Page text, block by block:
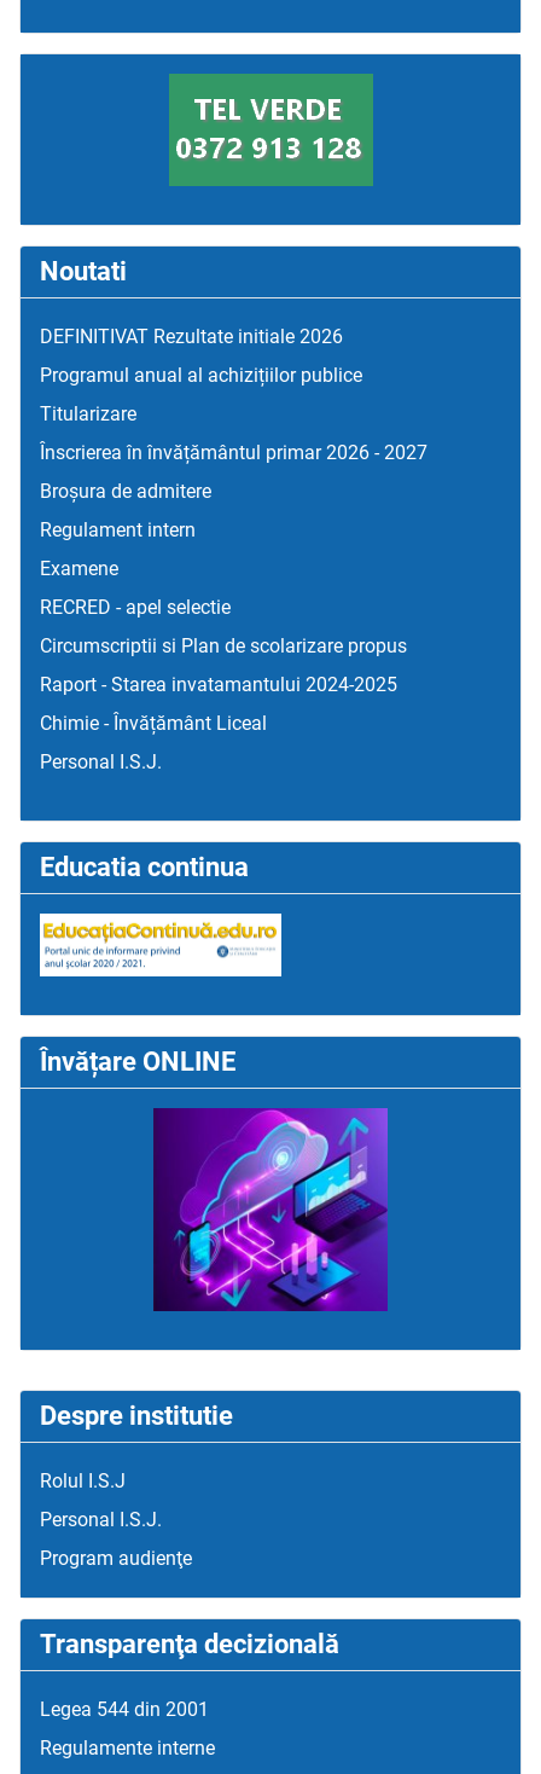
Despre institutie
Rolul I.S.J
Personal I.S.J.
Program audienţe
Transparenţa decizională
Legea 544 din 2001
Regulamente interne
Noutati
DEFINITIVAT Rezultate initiale 2026
Programul anual al achizițiilor publice
Titularizare
Înscrierea în învățământul primar 2026 - 2027
Broșura de admitere
Regulament intern
Examene
RECRED - apel selectie
Circumscriptii si Plan de scolarizare propus
Raport - Starea invatamantului 2024-2025
Chimie - Învățământ Liceal
Personal I.S.J.
Educatia continua
Învățare ONLINE